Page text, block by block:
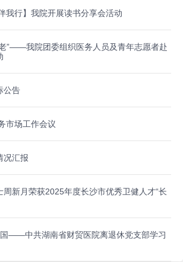
我行】我院开展读书分享会活动
”——我院团委组织医务人员及青年志愿者赴
公告
市场工作会议
况汇报
新月荣获2025年度长沙市优秀卫健人才“长
——中共湖南省财贸医院离退休党支部学习